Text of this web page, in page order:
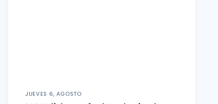
JUEVES 6, AGOSTO